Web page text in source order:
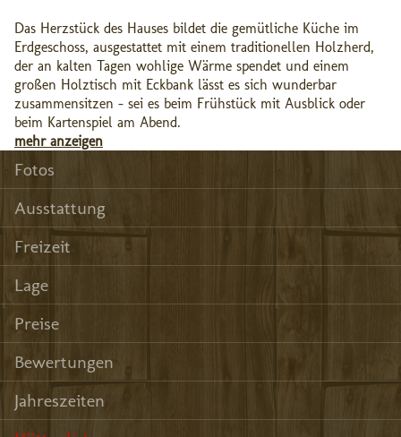
Das Herzstück des Hauses bildet die gemütliche Küche im
Erdgeschoss, ausgestattet mit einem traditionellen Holzherd,
der an kalten Tagen wohlige Wärme spendet und einem
großen Holztisch mit Eckbank lässt es sich wunderbar
zusammensitzen – sei es beim Frühstück mit Ausblick oder
beim Kartenspiel am Abend.
mehr anzeigen
Fotos
Ausstattung
Freizeit
Lage
Preise
Bewertungen
Jahreszeiten